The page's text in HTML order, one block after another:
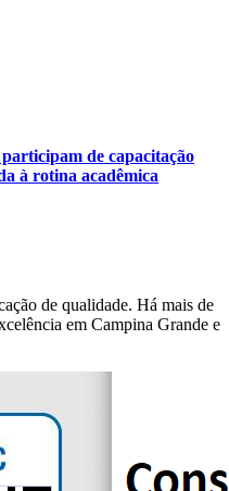
de capacitação
à rotina acadêmica
de qualidade. Há mais de
em Campina Grande e